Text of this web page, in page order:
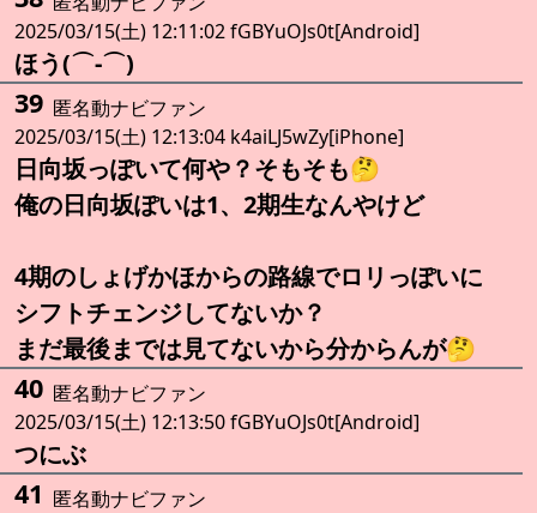
2025/03/15(土) 12:11:02 fGBYuOJs0t[Android]
ほう(⌒‐⌒)
39 匿名動ナビファン
2025/03/15(土) 12:13:04 k4aiLJ5wZy[iPhone]
日向坂っぽいて何や？そもそも🤔
俺の日向坂ぽいは1、2期生なんやけど
4期のしょげかほからの路線でロリっぽいに
シフトチェンジしてないか？
まだ最後までは見てないから分からんが🤔
40 匿名動ナビファン
2025/03/15(土) 12:13:50 fGBYuOJs0t[Android]
つにぶ
41 匿名動ナビファン